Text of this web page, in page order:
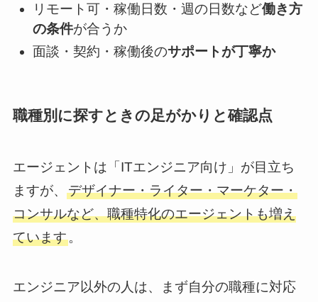
リモート可・稼働日数・週の日数など働き方
の条件が合うか
面談・契約・稼働後のサポートが丁寧か
職種別に探すときの足がかりと確認点
エージェントは「ITエンジニア向け」が目立ち
ますが、 デザイナー・ライター・マーケター・
コンサルなど、職種特化のエージェントも増え
ています。
エンジニア以外の人は、まず自分の職種に対応